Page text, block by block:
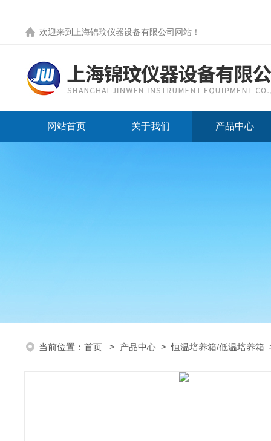
欢迎来到 上海锦玟仪器设备有限公司网站 ！
网站首页 关于我们 产品中心
当前位置： 首页 > 产品中心 >恒温培养箱/低温培养箱